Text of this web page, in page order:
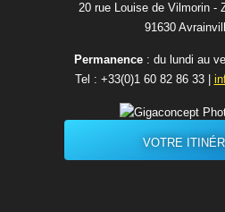
20 rue Louise de Vilmorin -
91630 Avrainville
Permanence : du lundi au
Tel : +33(0)1 60 82 86 33|
VOTRE